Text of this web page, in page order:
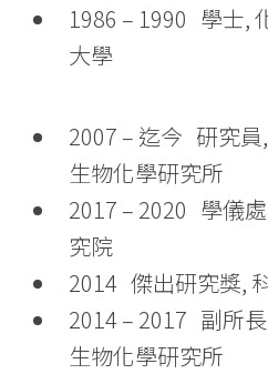
1986 – 1990 學士,
大學
2007 – 迄今 研究
生物化學研究所
2017 – 2020 學儀
究院
2014 傑出研究獎,
2014 – 2017 副所
生物化學研究所